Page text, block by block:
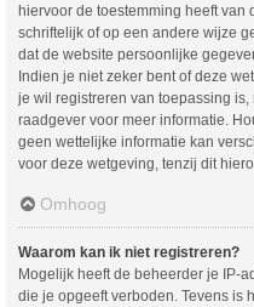
hiervoor de toestemming heeft van
schriftelijk of op een andere wijze
dat de website persoonlijke
Indien je niet zeker bent of deze
je wil registreren van toepassing
raadgever voor meer informatie.
geen wettelijke informatie kan
voor deze wetgeving, tenzij dit
Omhoog
Waarom kan ik niet registreren?
Mogelijk heeft de beheerder je IP-
die je opgeeft verboden. Tevens is